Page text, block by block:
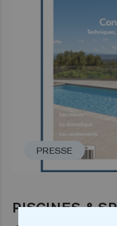
PRESSE
PISCINES &